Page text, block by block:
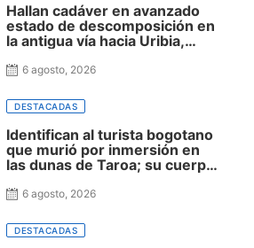
Hallan cadáver en avanzado
estado de descomposición en
la antigua vía hacia Uribia,
6 agosto, 2026
DESTACADAS
Identifican al turista bogotano
que murió por inmersión en
las dunas de Taroa; su cuerpo
espera de ser trasladado
6 agosto, 2026
DESTACADAS